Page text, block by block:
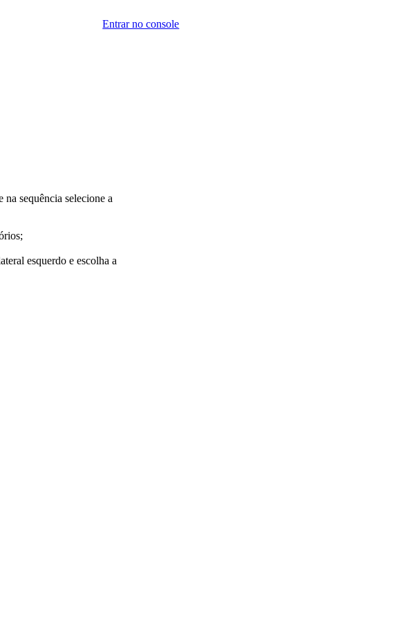
Entrar no console
na sequência selecione a
esquerdo e escolha a